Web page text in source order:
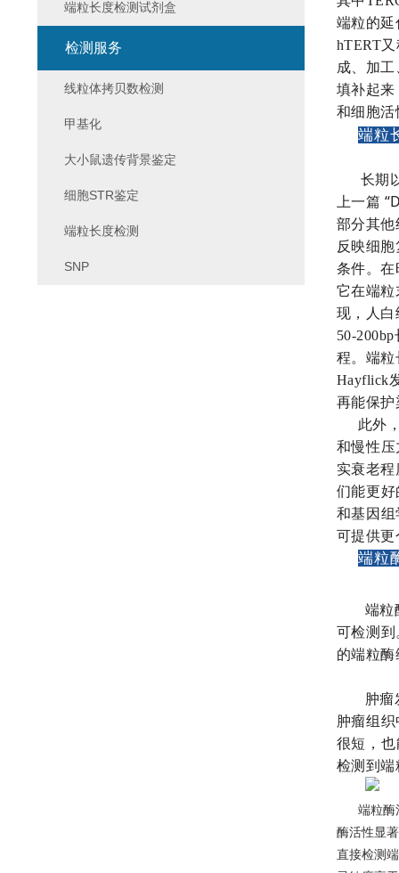
端粒的延
hTERT
成、加
填补起
和细胞活
端粒
长期以
上一篇
部分其
反映细
条件。
它在端
现，人白
50-
程。端
Hayflick
再能保
此外
和慢性
实衰老
们能更
和基因
可提供
端粒
端粒
可检测到
的端粒
肿瘤
肿瘤组
很短，
检测到
端粒酶
酶活性显
直接检测
端粒长度检测试剂盒
检测服务
线粒体拷贝数检测
甲基化
大小鼠遗传背景鉴定
细胞STR鉴定
端粒长度检测
SNP